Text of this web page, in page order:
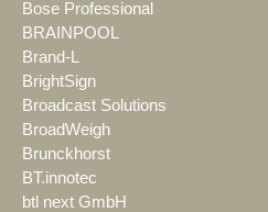
Bose Professional
BRAINPOOL
Brand-L
BrightSign
Broadcast Solutions
BroadWeigh
Brunckhorst
BT.innotec
btl next GmbH